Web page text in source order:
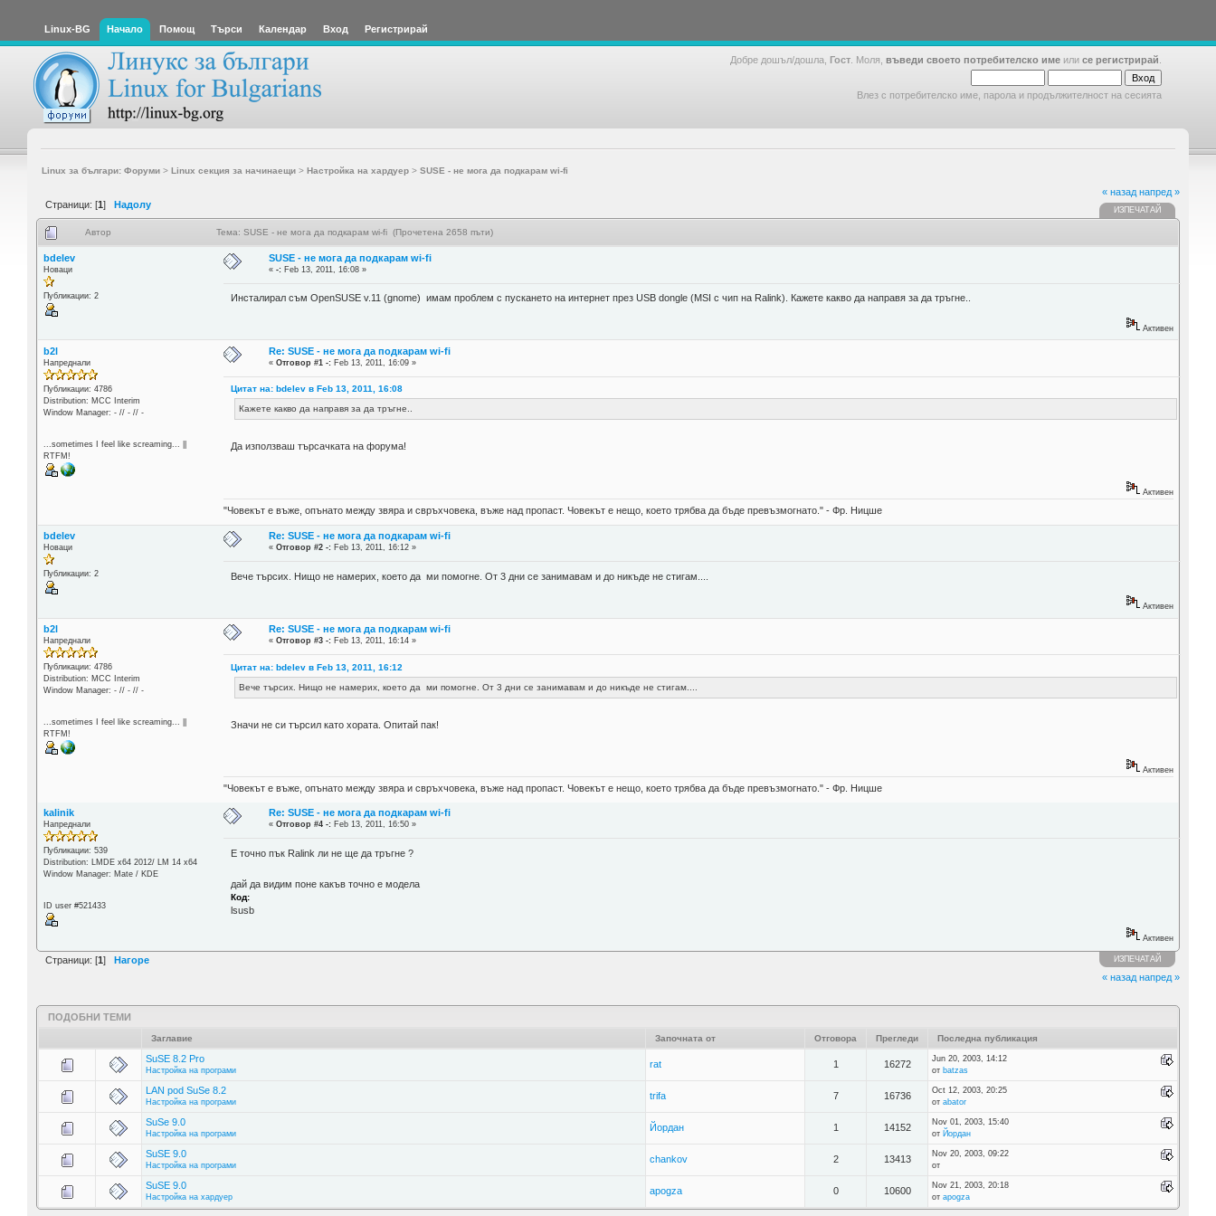
Linux-BG Начало Помощ Търси Календар Вход Регистрирай
Добре дошъл/дошла, Гост . Моля, въведи своето потребителско име или се регистрирай
Влез с потребителско име, парола и продължителност на сесията
Linux за българи: Форуми> Linux секция за начинаещи> Настройка на хардуер> SUSE - не мога да подкарам wi-fi
Страници: [1] Надолу
« назад напред »
ИЗПЕЧАТАЙ
Автор Тема: SUSE - не мога да подкарам wi-fi (Прочетена 2658 пъти)
bdelev
Новаци
Публикации: 2
SUSE - не мога да подкарам wi-fi
«-: Feb 13, 2011, 16:08 »
Инсталирал съм OpenSUSE v.11 (gnome) имам проблем с пускането на интернет през USB dongle (MSI с чип на Ralink). Кажете какво да направя за да тръгне..
Активен
b2l
Напреднали
Публикации: 4786
Distribution: MCC Interim
Window Manager: - // - // -
...sometimes I feel like screaming... ||
RTFM!
Re: SUSE - не мога да подкарам wi-fi
«Отговор #1 -: Feb 13, 2011, 16:09 »
Цитат на: bdelev в Feb 13, 2011, 16:08
Кажете какво да направя за да тръгне..
Да използваш търсачката на форума!
Активен
"Човекът е въже, опънато между звяра и свръхчовека, въже над пропаст. Човекът е нещо, което трябва да бъде превъзмогнато." - Фр. Ницше
bdelev
Новаци
Публикации: 2
Re: SUSE - не мога да подкарам wi-fi
«Отговор #2 -: Feb 13, 2011, 16:12 »
Вече търсих. Нищо не намерих, което да ми помогне. От 3 дни се занимавам и до никъде не стигам....
Активен
b2l
Напреднали
Публикации: 4786
Distribution: MCC Interim
Window Manager: - // - // -
...sometimes I feel like screaming... ||
RTFM!
Re: SUSE - не мога да подкарам wi-fi
«Отговор #3 -: Feb 13, 2011, 16:14 »
Цитат на: bdelev в Feb 13, 2011, 16:12
Вече търсих. Нищо не намерих, което да ми помогне. От 3 дни се занимавам и до никъде не стигам....
Значи не си търсил като хората. Опитай пак!
Активен
"Човекът е въже, опънато между звяра и свръхчовека, въже над пропаст. Човекът е нещо, което трябва да бъде превъзмогнато." - Фр. Ницше
kalinik
Напреднали
Публикации: 539
Distribution: LMDE x64 2012/ LM 14 x64
Window Manager: Mate / KDE
ID user #521433
Re: SUSE - не мога да подкарам wi-fi
«Отговор #4 -: Feb 13, 2011, 16:50 »
E точно пък Ralink ли не ще да тръгне ?
дай да видим поне какъв точно е модела
Код:
lsusb
Активен
Страници: [1] Нагоре ИЗПЕЧАТАЙ
« назад напред »
ПОДОБНИ ТЕМИ
Заглавие Започната от Отговора Прегледи Последна публикация
SuSE 8.2 Pro
Настройка на програми
rat 1 16272
Jun 20, 2003, 14:12
от batzas
LAN pod SuSe 8.2
Настройка на програми
trifa 7 16736
Oct 12, 2003, 20:25
от abator
SuSe 9.0
Настройка на програми
Йордан 1 14152
Nov 01, 2003, 15:40
от Йордан
SuSE 9.0
Настройка на програми
chankov 2 13413
Nov 20, 2003, 09:22
от
SuSE 9.0
Настройка на хардуер
apogza 0 10600
Nov 21, 2003, 20:18
от apogza